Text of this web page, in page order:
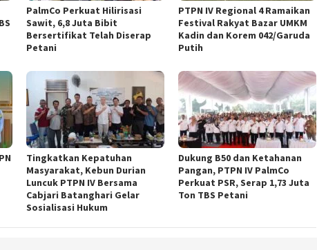
PalmCo Perkuat Hilirisasi
Sawit, 6,8 Juta Bibit
Bersertifikat Telah Diserap
Petani
PTPN IV Regional 4 Ramaikan
Festival Rakyat Bazar UMKM
Kadin dan Korem 042/Garuda
Putih
Tingkatkan Kepatuhan
Masyarakat, Kebun Durian
Luncuk PTPN IV Bersama
Cabjari Batanghari Gelar
Sosialisasi Hukum
Dukung B50 dan Ketahanan
Pangan, PTPN IV PalmCo
Perkuat PSR, Serap 1,73 Juta
Ton TBS Petani